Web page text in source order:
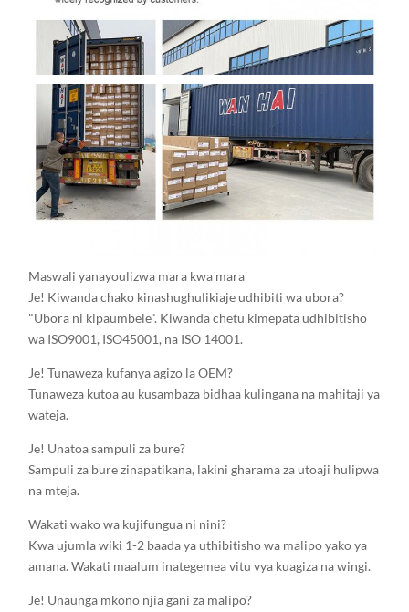
Maswali yanayoulizwa mara kwa mara
Je! Kiwanda chako kinashughulikiaje udhibiti wa ubora?
"Ubora ni kipaumbele". Kiwanda chetu kimepata udhibitisho
wa ISO9001, ISO45001, na ISO 14001.
Je! Tunaweza kufanya agizo la OEM?
Tunaweza kutoa au kusambaza bidhaa kulingana na mahitaji ya
wateja.
Je! Unatoa sampuli za bure?
Sampuli za bure zinapatikana, lakini gharama za utoaji hulipwa
na mteja.
Wakati wako wa kujifungua ni nini?
Kwa ujumla wiki 1-2 baada ya uthibitisho wa malipo yako ya
amana. Wakati maalum inategemea vitu vya kuagiza na wingi.
Je! Unaunga mkono njia gani za malipo?